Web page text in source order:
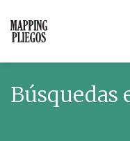
Búsquedas